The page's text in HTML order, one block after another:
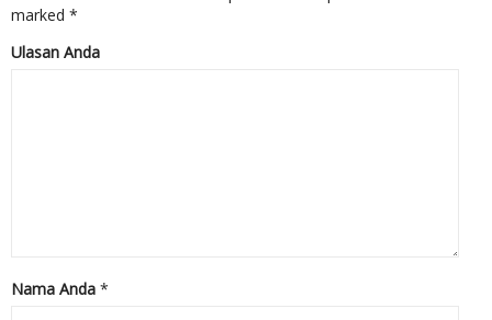
marked *
Ulasan Anda
Nama Anda *